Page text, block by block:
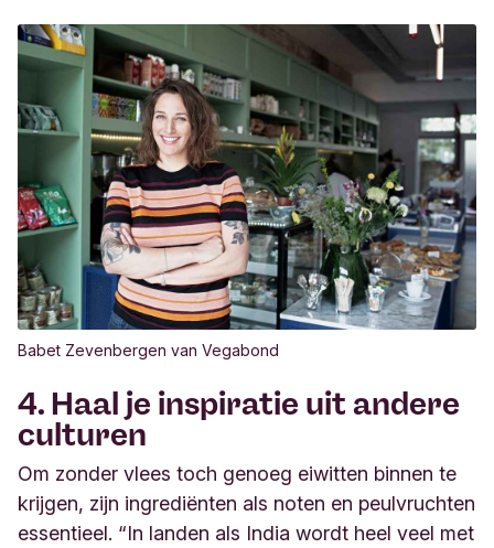
Babet Zevenbergen van Vegabond
4. Haal je inspiratie uit andere
culturen
Om zonder vlees toch genoeg eiwitten binnen te
krijgen, zijn ingrediënten als noten en peulvruchten
essentieel. “In landen als India wordt heel veel met